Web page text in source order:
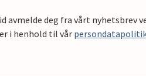
avmelde deg fra vårt nyhetsbrev
i henhold til vår